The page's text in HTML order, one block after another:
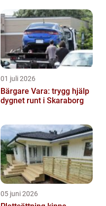
01 juli 2026
Bärgare Vara: trygg hjälp
dygnet runt i Skaraborg
05 juni 2026